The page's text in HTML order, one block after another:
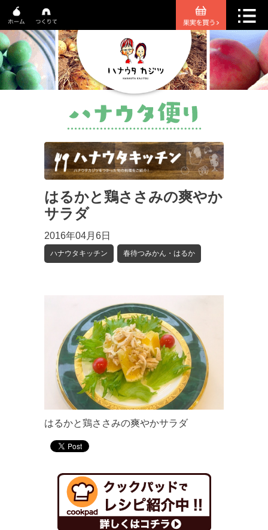
はるかと鶏ささみの爽やか
サラダ
2016年04月6日
ハナウタキッチン 春待つみかん・はるか
はるかと鶏ささみの爽やかサラダ